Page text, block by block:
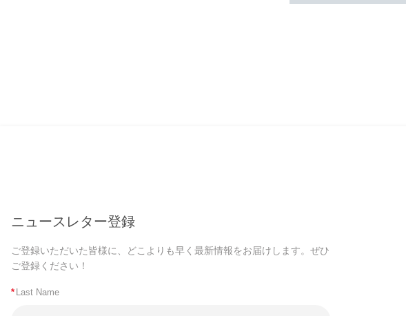
ニュースレター登録
ご登録いただいた皆様に、どこよりも早く最新情報をお届けします。ぜひ
ご登録ください！
* Last Name